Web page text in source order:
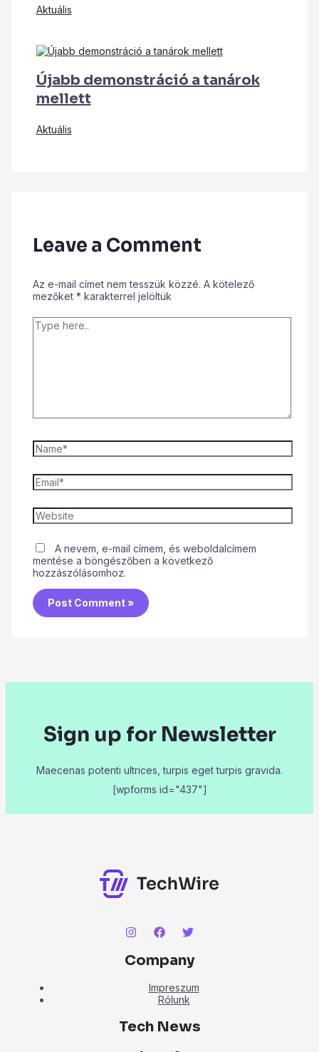
Aktuális
Újabb demonstráció a tanárok
mellett
Aktuális
Leave a Comment
Az e-mail címet nem tesszük közzé. A kötelező
mezőket * karakterrel jelöltük
A nevem, e-mail címem, és weboldalcímem
mentése a böngészőben a következő
hozzászólásomhoz.
Sign up for Newsletter
Maecenas potenti ultrices, turpis eget turpis gravida.
[wpforms id="437"]
Company
Impreszum
Rólunk
Tech News